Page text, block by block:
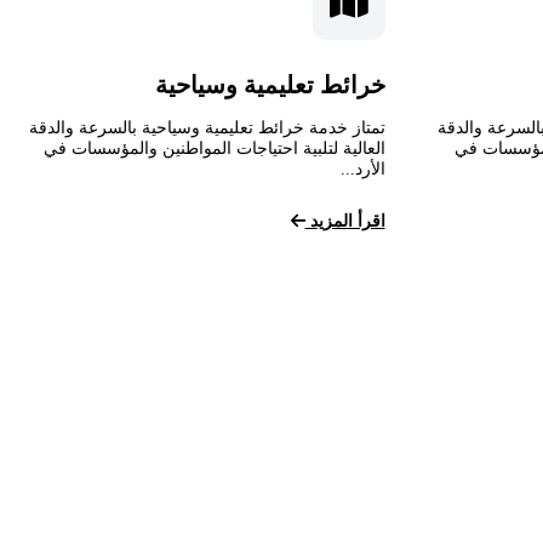
والدقة
في
خرائط تعليمية وسياحية
تمتاز خدمة خرائط تعليمية وسياحية بالسرعة والدقة
العالية لتلبية احتياجات المواطنين والمؤسسات في
الأرد...
اقرأ المزيد